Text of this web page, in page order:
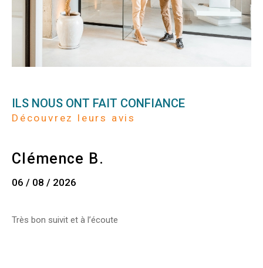
ILS NOUS ONT FAIT CONFIANCE
Découvrez leurs avis
Clémence B.
06 / 08 / 2026
Très bon suivit et à l’écoute